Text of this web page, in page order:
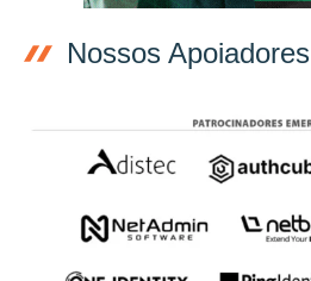
Nossos Apoiadores